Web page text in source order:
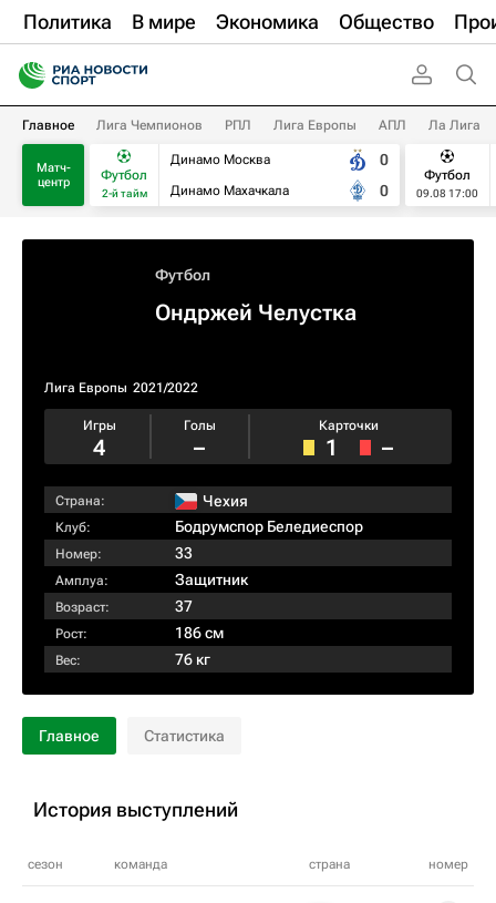
Политика В мире Экономика Общество
Главное Лига Чемпионов РПЛ Лига Европы АПЛ Ла Лига
Матч-
центр
Футбол
2-й тайм
Динамо Москва
Динамо Махачкала
0
0
Футбол
09.08 17:00
Футбол
Ондржей Челустка
Лига Европы 2021/2022
Игры
4
Голы
–
Карточки
1 –
Страна: Чехия
Клуб: Бодрумспор Беледиеспор
Номер: 33
Амплуа: Защитник
Возраст: 37
Рост: 186 см
Вес: 76 кг
Главное Статистика
История выступлений
сезон команда страна номер